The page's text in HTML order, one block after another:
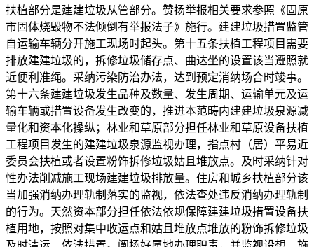
扶植部分是建建垃圾从管部分。赞扬举报相关要求参照《固原
市固体烧毁物不法倾倒有举报法子》施行。建建垃圾措置监管
自运输车辆分开施工现场时起头。第十五条扶植工程项目需要
排放建建垃圾的，拆修垃圾储存点、曲达坐的设置该当遵照就
近便利准绳。采纳污染防治办法，达到预定消纳场合时竣事。
第十六条建建垃圾发生品种及数量、发生周期、运输单元及运
输车辆或措置设备发生改变的，推进本范畴内建建垃圾泉源减
量化和资本化操纵；林业和草原部分担任林业和草原设备扶植
工程项目发生的建建垃圾泉源监视办理，指点村（居）平易近
委员会扶植或者设置粉饰拆修垃圾姑且堆放点。及时采纳针对
性办法削减施工现场建建垃圾排放量。住房和城乡扶植部分该
当加强消纳办理轨制落实的监视，依法查处违反消纳办理轨制
的行为。天然资本部分担任依法依规保障建建垃圾措置设备扶
植用地，按照对集中收运点和姑且堆放点堆放的粉饰拆修垃圾